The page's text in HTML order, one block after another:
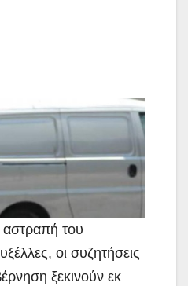
αστραπή του
οι συζητήσεις
ξεκινούν εκ